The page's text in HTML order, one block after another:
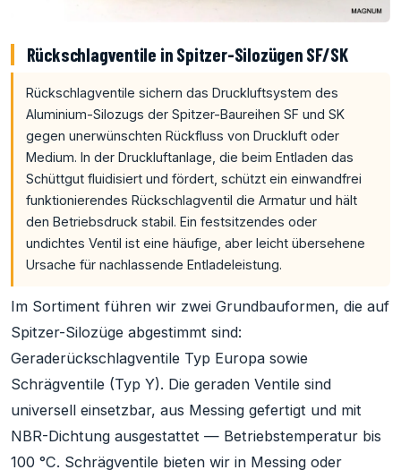
Rückschlagventile in Spitzer-Silozügen SF/SK
Rückschlagventile sichern das Druckluftsystem des
Aluminium-Silozugs der Spitzer-Baureihen SF und SK
gegen unerwünschten Rückfluss von Druckluft oder
Medium. In der Druckluftanlage, die beim Entladen das
Schüttgut fluidisiert und fördert, schützt ein einwandfrei
funktionierendes Rückschlagventil die Armatur und hält
den Betriebsdruck stabil. Ein festsitzendes oder
undichtes Ventil ist eine häufige, aber leicht übersehene
Ursache für nachlassende Entladeleistung.
Im Sortiment führen wir zwei Grundbauformen, die auf
Spitzer-Silozüge abgestimmt sind:
Geraderückschlagventile Typ Europa sowie
Schrägventile (Typ Y). Die geraden Ventile sind
universell einsetzbar, aus Messing gefertigt und mit
NBR-Dichtung ausgestattet — Betriebstemperatur bis
100 °C. Schrägventile bieten wir in Messing oder